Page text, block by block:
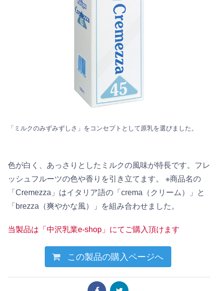
「ミルクのみずみずしさ」をコンセプトとして原乳を選びました。
色が白く、あっさりとしたミルクの風味が特長です。フレ
ッシュフルーツの色や香りを引き立てます。 ※商品名の
「Cremezza」はイタリア語の「crema（クリーム）」と
「brezza（爽やかな風）」を組み合わせました。
当製品は「中沢乳業e-shop」にてご購入頂けます
この製品の購入ページへ